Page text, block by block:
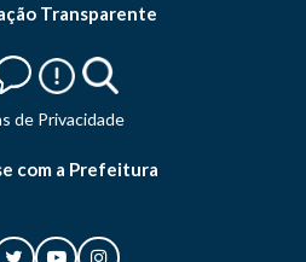
Transparente
de Privacidade
com a Prefeitura